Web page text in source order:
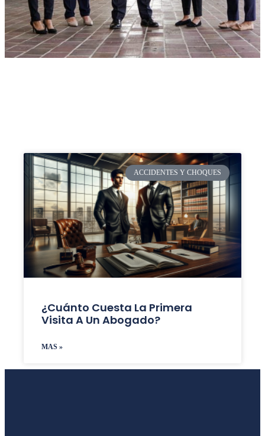
ACCIDENTES Y CHOQUES
¿Cuánto Cuesta La Primera
Visita A Un Abogado?
MAS »